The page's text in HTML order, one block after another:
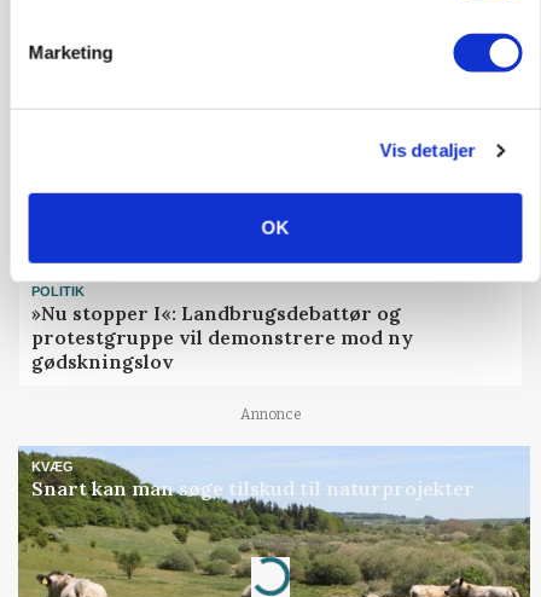
Marketing
Vis detaljer
OK
POLITIK
»Nu stopper I«: Landbrugsdebattør og
protestgruppe vil demonstrere mod ny
gødskningslov
Annonce
KVÆG
Snart kan man søge tilskud til naturprojekter
Annonce
Loading...